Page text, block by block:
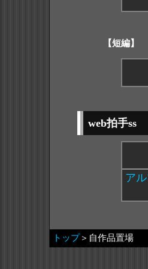
【短編】
web拍手ss
ア
トップ＞自作品置場